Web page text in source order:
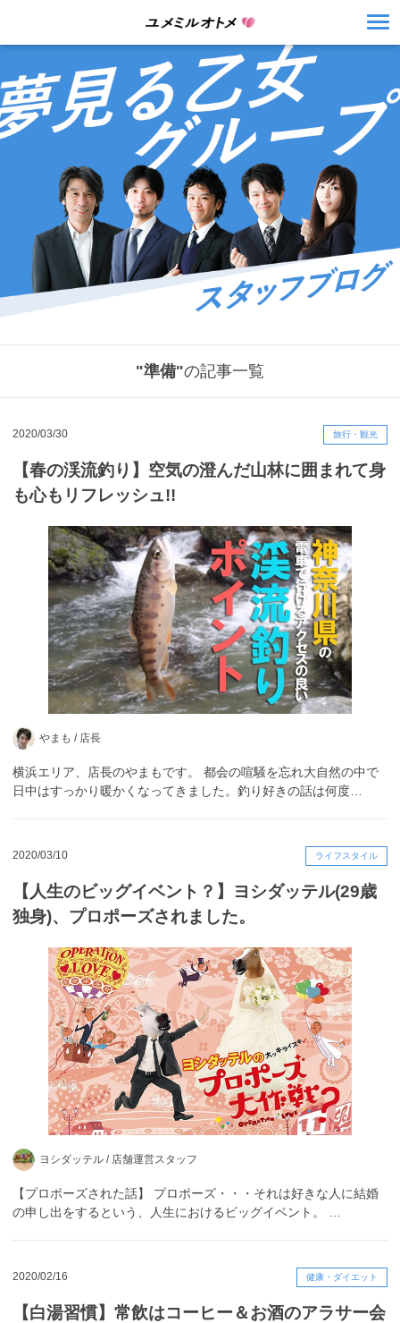
"準備"の記事一覧
2020/03/30 旅行・観光
【春の渓流釣り】空気の澄んだ山林に囲まれて身
も心もリフレッシュ!!
やまも / 店長
横浜エリア、店長のやまもです。 都会の喧騒を忘れ大自然の中で
日中はすっかり暖かくなってきました。釣り好きの話は何度…
2020/03/10 ライフスタイル
【人生のビッグイベント？】ヨシダッテル(29歳
独身)、プロポーズされました。
ヨシダッテル / 店舗運営スタッフ
【プロポーズされた話】 プロポーズ・・・それは好きな人に結婚
の申し出をするという、人生におけるビッグイベント。 …
2020/02/16 健康・ダイエット
【白湯習慣】常飲はコーヒー＆お酒のアラサー会